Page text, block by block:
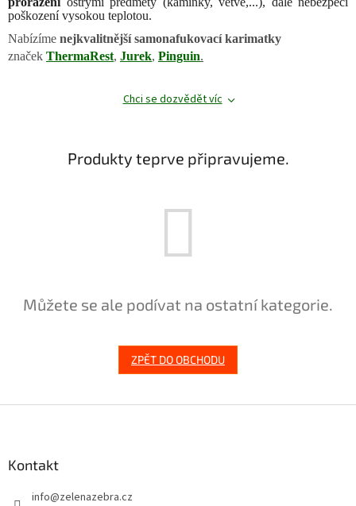
poškození vysokou teplotou.
Nabízíme nejkvalitnější samonafukovací karimatky
značek ThermaRest, Jurek, Pinguin.
Chci se dozvědět víc
Produkty teprve připravujeme.
Můžete se ale podívat na ostatní kategorie.
ZPĚT DO OBCHODU
Kontakt
info@zelenazebra.cz